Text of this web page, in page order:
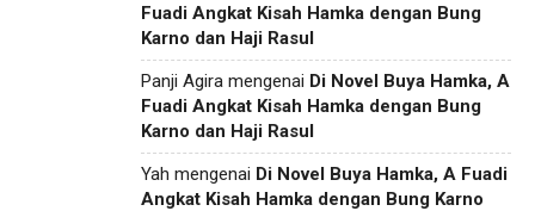
Fuadi Angkat Kisah Hamka dengan Bung
Karno dan Haji Rasul
Panji Agira mengenai Di Novel Buya Hamka, A
Fuadi Angkat Kisah Hamka dengan Bung
Karno dan Haji Rasul
Yah mengenai Di Novel Buya Hamka, A Fuadi
Angkat Kisah Hamka dengan Bung Karno